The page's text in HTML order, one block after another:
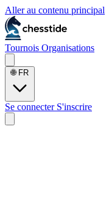
Aller au contenu principal
Tournois Organisations
🌐 FR
Se connecter S'inscrire